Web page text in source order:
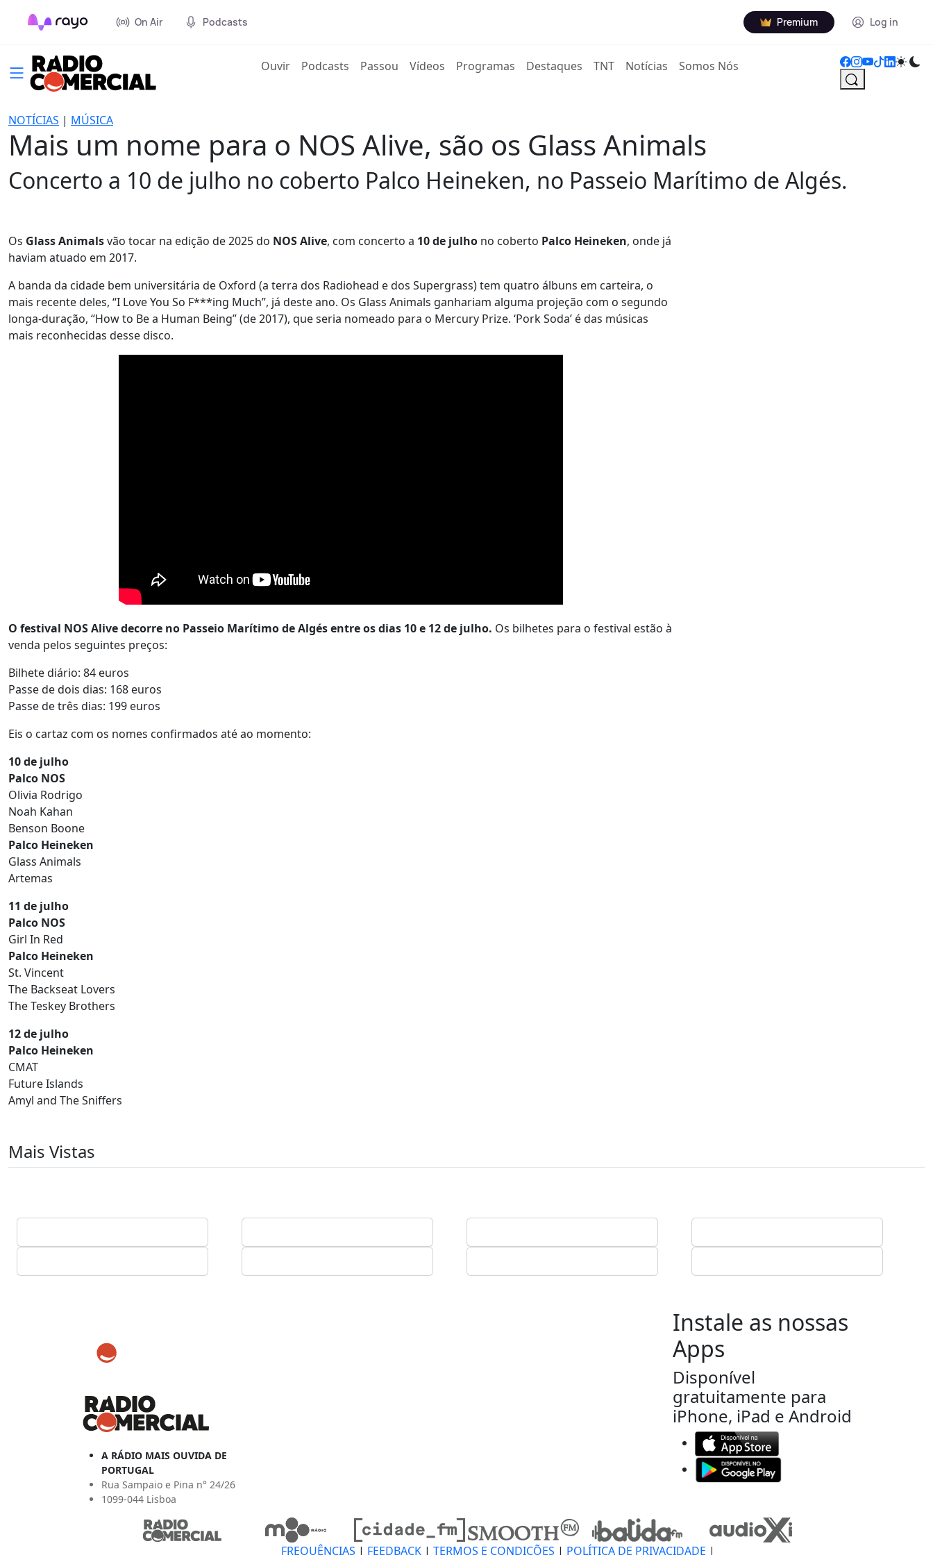
On Air Podcasts Premium Log in
Ouvir(current)
Podcasts Passou Vídeos Programas Destaques TNT Notícias Somos Nós
NOTÍCIAS | MÚSICA
Mais um nome para o NOS Alive, são os Glass Animals
Concerto a 10 de julho no coberto Palco Heineken, no Passeio Marítimo de Algés.
Os Glass Animalsvão tocar na edição de 2025 do NOS Alive, com concerto a 10 de julho no coberto Palco Heineken, onde já
haviam atuado em 2017.
A banda da cidade bem universitária de Oxford (a terra dos Radiohead e dos Supergrass) tem quatro álbuns em carteira, o
mais recente deles, “I Love You So F***ing Much”, já deste ano. Os Glass Animals ganhariam alguma projeção com o segundo
longa-duração, “How to Be a Human Being” (de 2017), que seria nomeado para o Mercury Prize. ‘Pork Soda’ é das músicas
mais reconhecidas desse disco.
O festival NOS Alive decorre no Passeio Marítimo de Algés entre os dias 10 e 12 de julho. Os bilhetes para o festival estão à
venda pelos seguintes preços:
Bilhete diário: 84 euros
Passe de dois dias: 168 euros
Passe de três dias: 199 euros
Eis o cartaz com os nomes confirmados até ao momento:
10 de julho
Palco NOS
Olivia Rodrigo
Noah Kahan
Benson Boone
Palco Heineken
Glass Animals
Artemas
11 de julho
Palco NOS
Girl In Red
Palco Heineken
St. Vincent
The Backseat Lovers
The Teskey Brothers
12 de julho
Palco Heineken
CMAT
Future Islands
Amyl and The Sniffers
Mais Vistas
A RÁDIO MAIS OUVIDA DE
PORTUGAL
Rua Sampaio e Pina n° 24/26
1099-044 Lisboa
Instale as nossas
Apps
Disponível
gratuitamente para
iPhone, iPad e Android
FREQUÊNCIAS | FEEDBACK | TERMOS E CONDIÇÕES | POLÍTICA DE PRIVACIDADE |